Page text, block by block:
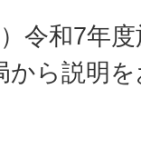
令和7年
から説明